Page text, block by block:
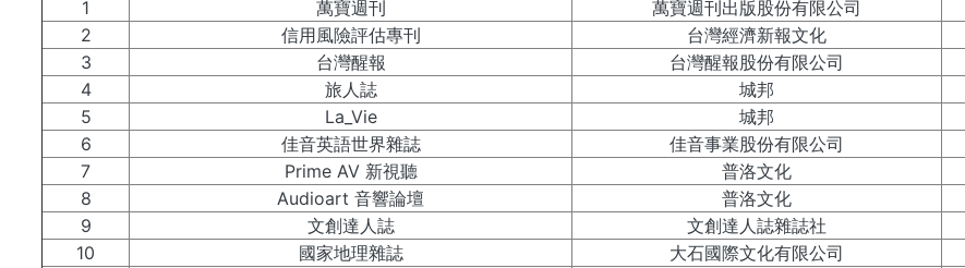
1
萬寶週刊 萬寶週刊出版股份有限公司
2
信用風險評估專刊 台灣經濟新報文化
3
台灣醒報 台灣醒報股份有限公司
4
旅人誌 城邦
5
La_Vie 城邦
6
佳音英語世界雜誌 佳音事業股份有限公司
7
Prime AV 新視聽 普洛文化
8
Audioart 音響論壇 普洛文化
9
文創達人誌 文創達人誌雜誌社
10
國家地理雜誌 大石國際文化有限公司